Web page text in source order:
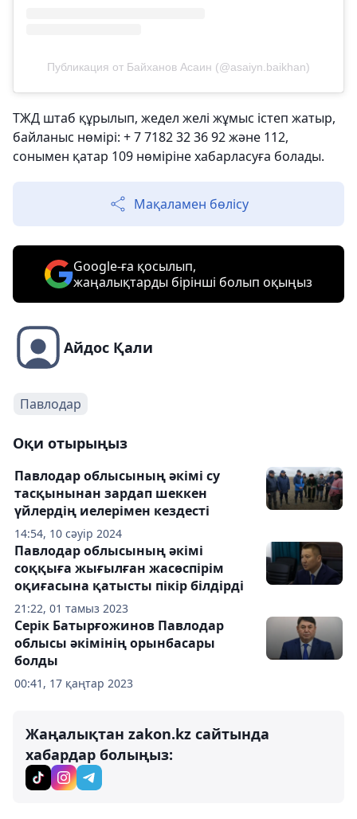
Публикация от Байханов Асаин (@asaiyn.baikhan)
ТЖД штаб құрылып, жедел желі жұмыс істеп жатыр,
байланыс нөмірі: + 7 7182 32 36 92 және 112,
сонымен қатар 109 нөміріне хабарласуға болады.
Мақаламен бөлісу
Google-ға қосылып,
жаңалықтарды бірінші болып оқыңыз
Айдос Қали
Павлодар
Оқи отырыңыз
14:54, 10 сәуір 2024
Павлодар облысының әкімі су
тасқынынан зардап шеккен
үйлердің иелерімен кездесті
21:22, 01 тамыз 2023
Павлодар облысының әкімі
соққыға жығылған жасөспірім
оқиғасына қатысты пікір білдірді
00:41, 17 қаңтар 2023
Серік Батырғожинов Павлодар
облысы әкімінің орынбасары
болды
Жаңалықтан zakon.kz сайтында
хабардар болыңыз: